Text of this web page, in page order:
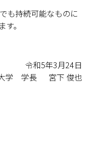
も持続可能なものに
。
令和5年3月24日
学 学長 宮下 俊也